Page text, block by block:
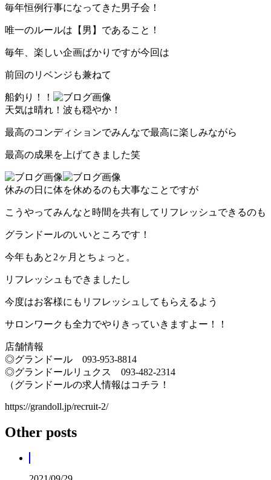
毎年恒例行事になってきた男子会！
唯一のルールは【男】であること！
毎年、楽しい企画ばかりですが今回は
前回のリベンジも兼ねて
船釣り！！
天気は晴れ！波も穏やか！
最高のコンディションでみんなで最高に楽しみながら
最高の成果を上げてきました笑
休みの日に体を休めるのも大事なことですが
こうやってみんなと時間を共有してリフレッシュできるのも
グランドールのいいところです！
今年もあと2ヶ月とちょっと。
リフレッシュもできましたし
今度はお客様にもリフレッシュしてもらえるよう
サロンワークも全力でやりきっていきますよー！！
店舗情報
◎グランドール 093‐953‐8814
◎グランドールリュクス 093‐482‐2314
（グランドールの求人情報はコチラ！
https://grandoll.jp/recruit-2/
Other posts